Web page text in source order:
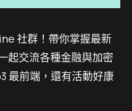
社群！帶你掌握最新
起交流各種金融與加密
最前端，還有活動好康